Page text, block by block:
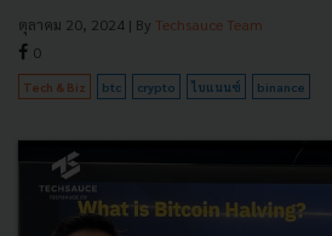
ตุลาคม 20, 2024 | By Techsauce Team
0
Tech & Biz btc crypto ไบแนนซ์ binance